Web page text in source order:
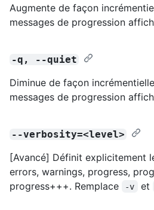
Augmente de façon
messages de progression
-q, --quiet
Diminue de façon
messages de progression
--verbosity=<level>
[Avancé] Définit explicitement
errors, warnings, progress,
progress+++. Remplace
-v et